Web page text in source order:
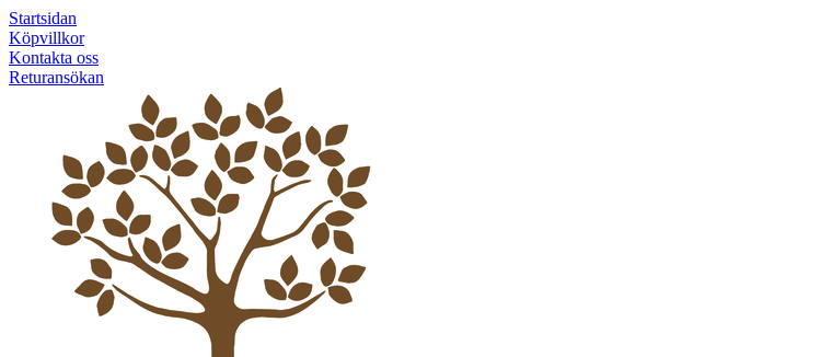
Startsidan
Köpvillkor
Kontakta oss
Returansökan